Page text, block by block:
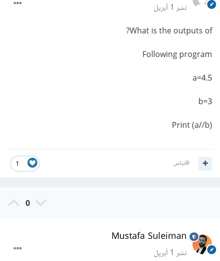
نشر1 أبريل
What is the outputs of?
Following program
a=4.5
b=3
1 اقتباس
0
Mustafa Suleiman
نشر1 أبريل